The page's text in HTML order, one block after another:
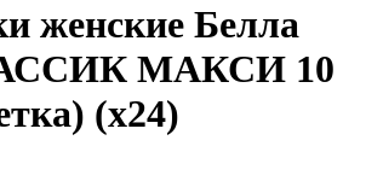
женские Белла
МАКСИ 10
(х24)